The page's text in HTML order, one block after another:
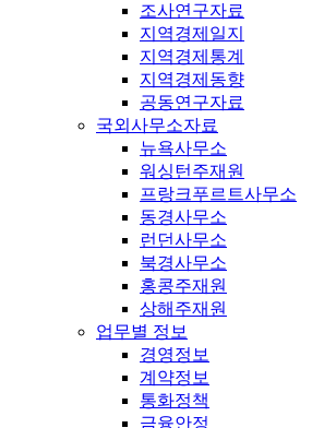
조사연구자료
지역경제일지
지역경제통계
지역경제동향
공동연구자료
국외사무소자료
뉴욕사무소
워싱턴주재원
프랑크푸르트사무소
동경사무소
런던사무소
북경사무소
홍콩주재원
상해주재원
업무별 정보
경영정보
계약정보
통화정책
금융안정